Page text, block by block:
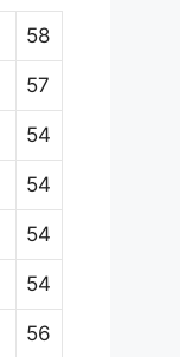
58
57
54
54
54
54
56